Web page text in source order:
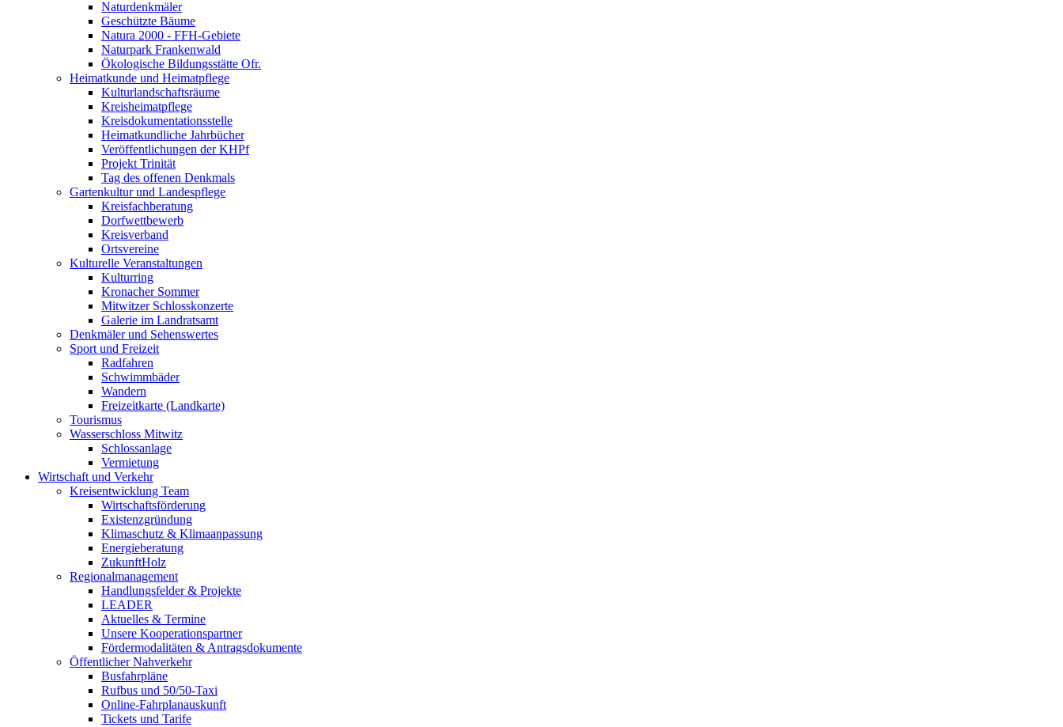
Naturdenkmäler
Geschützte Bäume
Natura 2000 - FFH-Gebiete
Naturpark Frankenwald
Ökologische Bildungsstätte Ofr.
Heimatkunde und Heimatpflege
Kulturlandschaftsräume
Kreisheimatpflege
Kreisdokumentationsstelle
Heimatkundliche Jahrbücher
Veröffentlichungen der KHPf
Projekt Trinität
Tag des offenen Denkmals
Gartenkultur und Landespflege
Kreisfachberatung
Dorfwettbewerb
Kreisverband
Ortsvereine
Kulturelle Veranstaltungen
Kulturring
Kronacher Sommer
Mitwitzer Schlosskonzerte
Galerie im Landratsamt
Denkmäler und Sehenswertes
Sport und Freizeit
Radfahren
Schwimmbäder
Wandern
Freizeitkarte (Landkarte)
Tourismus
Wasserschloss Mitwitz
Schlossanlage
Vermietung
Wirtschaft und Verkehr
Kreisentwicklung Team
Wirtschaftsförderung
Existenzgründung
Klimaschutz & Klimaanpassung
Energieberatung
ZukunftHolz
Regionalmanagement
Handlungsfelder & Projekte
LEADER
Aktuelles & Termine
Unsere Kooperationspartner
Fördermodalitäten & Antragsdokumente
Öffentlicher Nahverkehr
Busfahrpläne
Rufbus und 50/50-Taxi
Online-Fahrplanauskunft
Tickets und Tarife